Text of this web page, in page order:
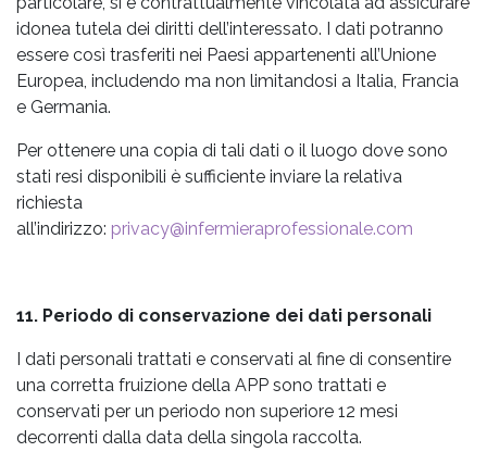
idonea tutela dei diritti dell’interessato. I dati potranno
essere così trasferiti nei Paesi appartenenti all’Unione
Europea, includendo ma non limitandosi a Italia, Francia
e Germania.
Per ottenere una copia di tali dati o il luogo dove sono
stati resi disponibili è sufficiente inviare la relativa
richiesta
all’indirizzo: privacy@infermieraprofessionale.com
11. Periodo di conservazione dei dati personali
I dati personali trattati e conservati al fine di consentire
una corretta fruizione della APP sono trattati e
conservati per un periodo non superiore 12 mesi
decorrenti dalla data della singola raccolta.